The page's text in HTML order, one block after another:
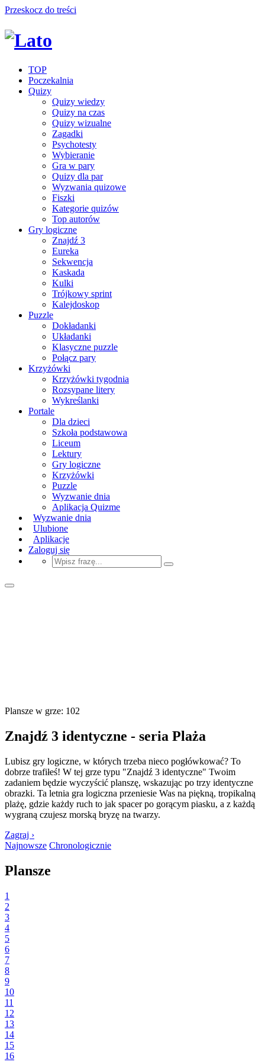
Przeskocz do treści
TOP
Poczekalnia
Quizy
Quizy wiedzy
Quizy na czas
Quizy wizualne
Zagadki
Psychotesty
Wybieranie
Gra w pary
Quizy dla par
Wyzwania quizowe
Fiszki
Kategorie quizów
Top autorów
Gry logiczne
Znajdź 3
Eureka
Sekwencja
Kaskada
Kulki
Trójkowy sprint
Kalejdoskop
Puzzle
Dokładanki
Układanki
Klasyczne puzzle
Połącz pary
Krzyżówki
Krzyżówki tygodnia
Rozsypane litery
Wykreślanki
Portale
Dla dzieci
Szkoła podstawowa
Liceum
Lektury
Gry logiczne
Krzyżówki
Puzzle
Wyzwanie dnia
Aplikacja Quizme
Wyzwanie dnia
Ulubione
Aplikacje
Zaloguj się
Plansze w grze: 102
Znajdź 3 identyczne - seria Plaża
Lubisz gry logiczne, w których trzeba nieco pogłówkować? To
dobrze trafiłeś! W tej grze typu "Znajdź 3 identyczne" Twoim
zadaniem będzie wyczyścić planszę, wskazując po trzy identyczne
obrazki. Ta letnia gra logiczna przeniesie Was na piękną, tropikalną
plażę, gdzie każdy ruch to jak spacer po gorącym piasku, a z każdą
wygraną czujesz morską bryzę na twarzy.
Zagraj ›
Najnowsze Chronologicznie
Plansze
1
2
3
4
5
6
7
8
9
10
11
12
13
14
15
16